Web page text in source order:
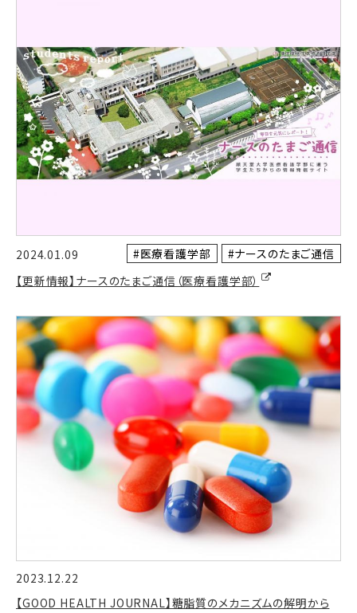
2024.01.09 #医療看護学部
#ナースのたまご通信
【更新情報】ナースのたまご通信（医療看護学部）
2023.12.22
【GOOD HEALTH JOURNAL】糖脂質のメカニズムの解明から